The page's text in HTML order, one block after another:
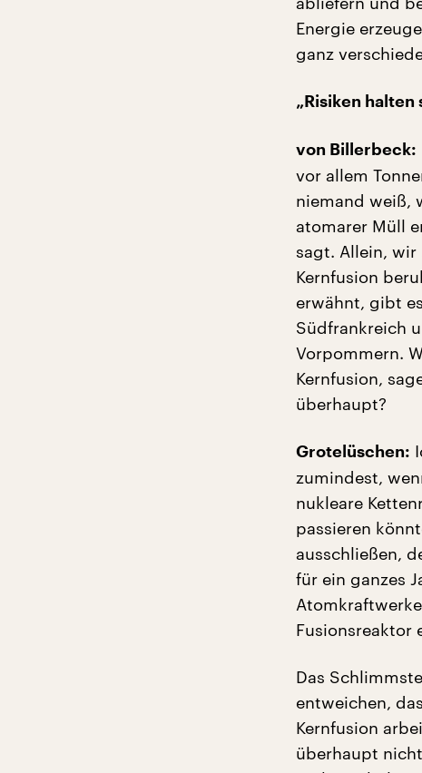
Energie
ganz
„Risiken halten
von Billerbeck:
vor allem
niemand weiß,
atomarer Müll
sagt. Allein, wir
Kernfusion
erwähnt, gibt
Südfrankreich
Vorpommern.
Kernfusion,
überhaupt?
Grotelüschen:
zumindest,
nukleare
passieren
ausschließen,
für ein ganzes
Fusionsreaktor
Das
entweichen,
Kernfusion
überhaupt